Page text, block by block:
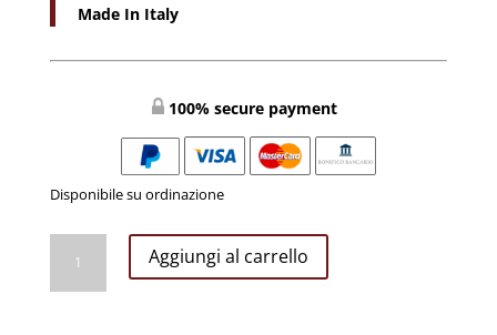
Made In Italy
100% secure payment
Disponibile su ordinazione
Velluto
Aggiungi al carrello